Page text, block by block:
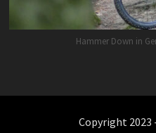
Hammer Down in
Copyright 2023